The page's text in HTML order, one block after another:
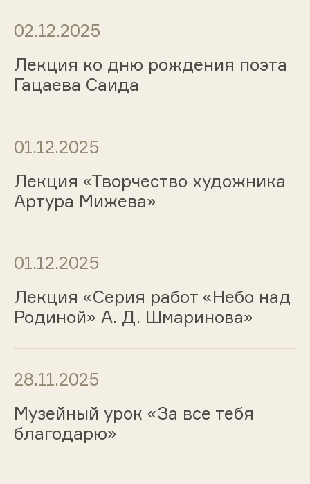
02.12.2025
Лекция ко дню рождения поэта
Гацаева Саида
01.12.2025
Лекция «Творчество художника
Артура Мижева»
01.12.2025
Лекция «Серия работ «Небо над
Родиной» А. Д. Шмаринова»
28.11.2025
Музейный урок «За все тебя
благодарю»